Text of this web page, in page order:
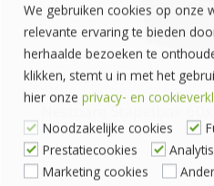
Nestbare Stapelbak
We gebruiken cookies op onze
relevante ervaring te bieden
herhaalde bezoeken te
klikken, stemt u in met het
hier onze privacy- en
Noodzakelijke cookies
Prestatiecookies
Marketing cookies